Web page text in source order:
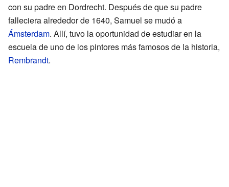
con su padre en Dordrecht. Después de que su padre
falleciera alrededor de 1640, Samuel se mudó a
Ámsterdam. Allí, tuvo la oportunidad de estudiar en la
escuela de uno de los pintores más famosos de la historia,
Rembrandt.